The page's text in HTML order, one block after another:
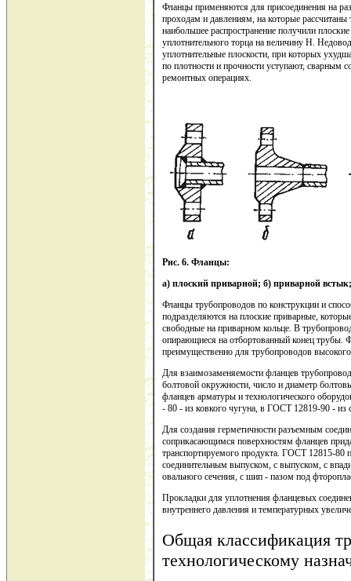
Фланцы применяются для присоединения на
проходам и давлениям, на которые
наибольшее распространение получили
уплотнительного торца на величину Н.
уплотнительные плоскости, при которых
по плотности и прочности уступают, сварным
ремонтных операциях.
Рис. 6. Фланцы:
а) плоский приварной; б) приварной
Фланцы трубопроводов по конструкции и
подразделяются на плоские приварные,
свободные на приварном кольце. В
опирающиеся на отбортованный конец трубы.
преимущественно для трубопроводов
Для взаимозаменяемости фланцев
болтовой окружности, число и диаметр
фланцев арматуры и технологического
- 80 - из ковкого чугуна, в ГОСТ 12819-90 - из
Для создания герметичности разъемным
соприкасающимся поверхностям фланцев
транспортируемого продукта. ГОСТ 12815-80
соединительным выпуском, с выпуском, с
овального сечения, с шип - пазом под
Прокладки для уплотнения фланцевых
внутреннего давления и температурных
Общая классификация
технологическому